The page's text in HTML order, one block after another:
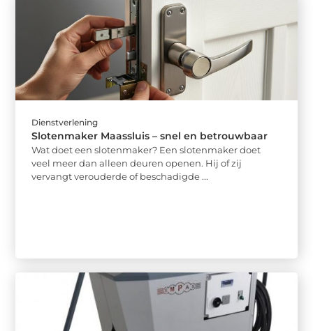
Dienstverlening
Slotenmaker Maassluis – snel en betrouwbaar
Wat doet een slotenmaker? Een slotenmaker doet
veel meer dan alleen deuren openen. Hij of zij
vervangt verouderde of beschadigde ...